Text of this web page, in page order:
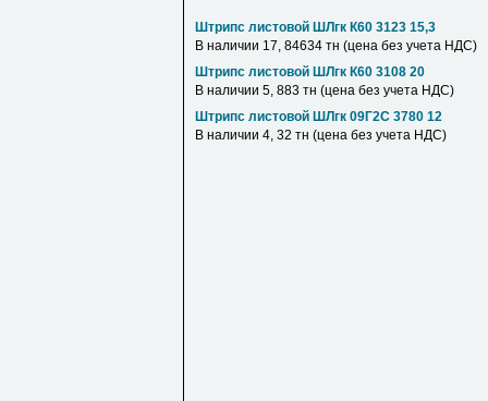
Штрипс листовой ШЛгк К60 3123 15,3
В наличии 17, 84634 тн (цена без учета НДС)
Штрипс листовой ШЛгк К60 3108 20
В наличии 5, 883 тн (цена без учета НДС)
Штрипс листовой ШЛгк 09Г2С 3780 12
В наличии 4, 32 тн (цена без учета НДС)